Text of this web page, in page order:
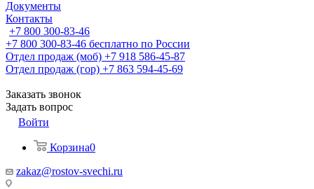
Документы
Контакты
+7 800 300-83-46
+7 800 300-83-46 бесплатно по России
Отдел продаж (моб) +7 918 586-45-87
Отдел продаж (гор) +7 863 594-45-69
Заказать звонок
Задать вопрос
Войти
Корзина0
zakaz@rostov-svechi.ru